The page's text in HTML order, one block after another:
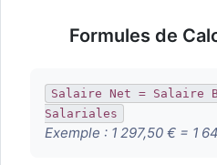
Formules de
Salaire Net = Salaire
Salariales
Exemple : 1 297,50 € = 1